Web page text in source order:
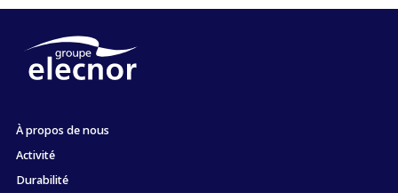
À propos de nous
Activité
Durabilité